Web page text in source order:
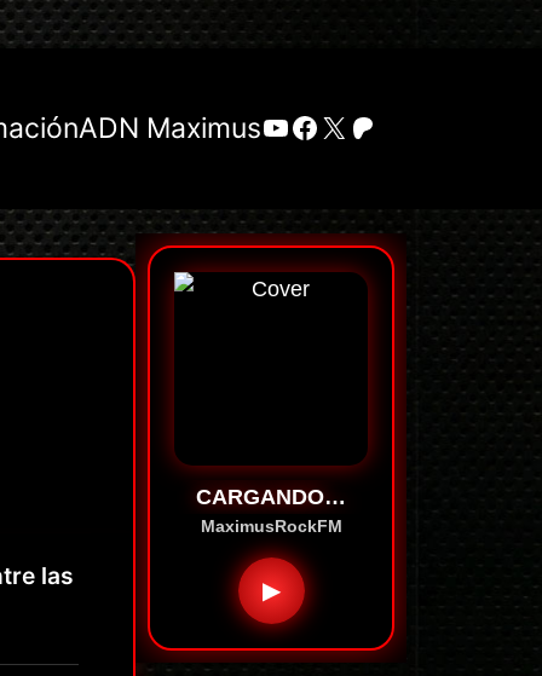
ADN MaximusYouTube
Facebook
X Patreon
las
CARGANDO…
MaximusRockFM
▶